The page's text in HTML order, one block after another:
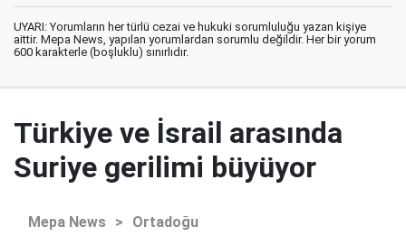
UYARI: Yorumların her türlü cezai ve hukuki sorumluluğu yazan kişiye
aittir. Mepa News, yapılan yorumlardan sorumlu değildir. Her bir yorum
600 karakterle (boşluklu) sınırlıdır.
Türkiye ve İsrail arasında
Suriye gerilimi büyüyor
Mepa News > Ortadoğu